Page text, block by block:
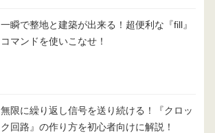
一瞬で整地と建築が出来る！超便利な『fill』
コマンドを使いこなせ！
無限に繰り返し信号を送り続ける！『クロッ
ク回路』の作り方を初心者向けに解説！